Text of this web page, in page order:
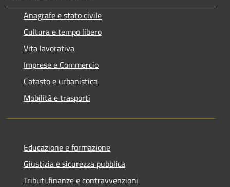
Anagrafe e stato civile
Cultura e tempo libero
Vita lavorativa
Imprese e Commercio
Catasto e urbanistica
Mobilità e trasporti
Educazione e formazione
Giustizia e sicurezza pubblica
Tributi,finanze e contravvenzioni